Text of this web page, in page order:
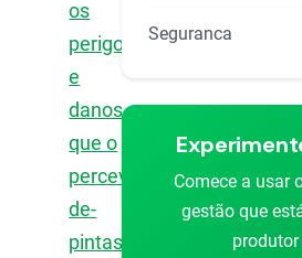
os
perigos
e
danos
que o
percevejo-
de-
pintas-
Seguranca
Comece a usar
gestão que
produtor